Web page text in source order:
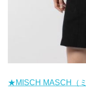
★MISCH MASCH（